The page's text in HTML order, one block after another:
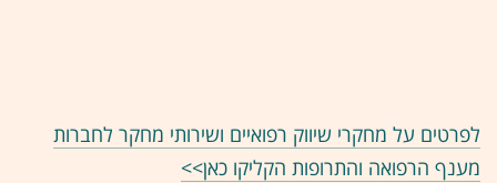
לפרטים על מחקרי שיווק רפואיים ושירותי מחקר לחברות
מענף הרפואה והתרופות הקליקו כאן>>